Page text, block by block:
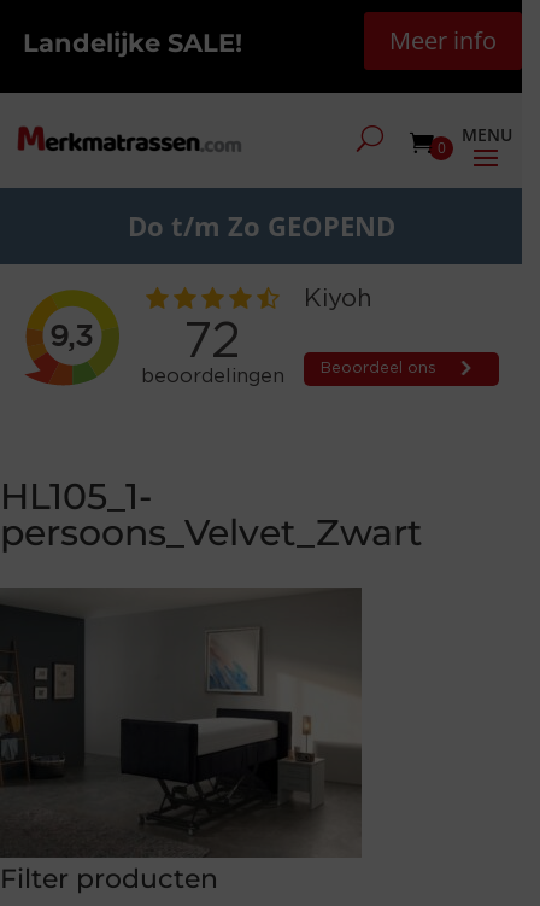
Landelijke SALE! Meer info
0
Do t/m Zo GEOPEND
HL105_1-
persoons_Velvet_Zwart
Filter producten